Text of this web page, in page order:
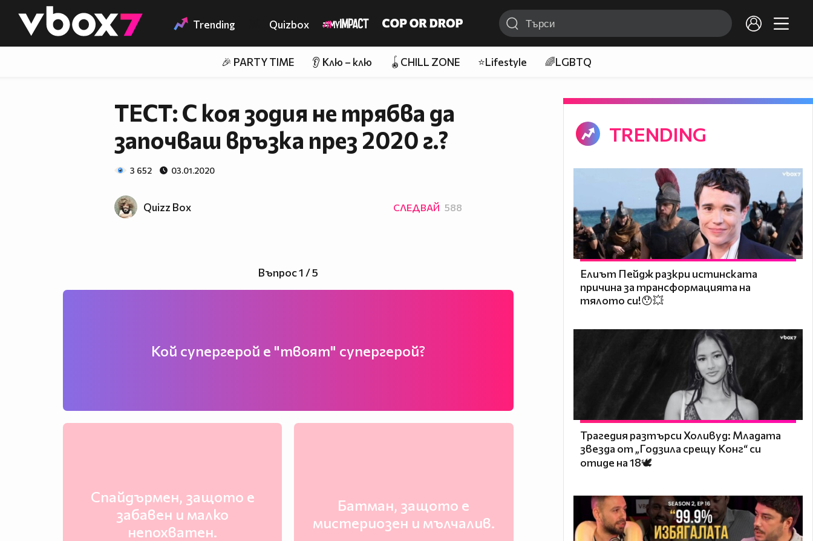
👾 Trending Quizbox
🎉 PARTY TIME 👂 Клю – клю 🪀CHILL ZONE ⭐Lifestyle 🌈LGBTQ
ТЕСТ: С коя зодия не трябва да
започваш връзка през 2020 г.?
3 652 03.01.2020
Quizz Box СЛЕДВАЙ 588
Въпрос 1 / 5
Кой супергерой е "твоят" супергерой?
Спайдърмен, защото е
забавен и малко
непохватен.
Батман, защото е
мистериозен и мълчалив.
TRENDING
Елиът Пейдж разкри истинската
причина за трансформацията на
тялото си!😯💥
Трагедия разтърси Холивуд: Младата
звезда от „Годзила срещу Конг“ си
отиде на 18🕊️